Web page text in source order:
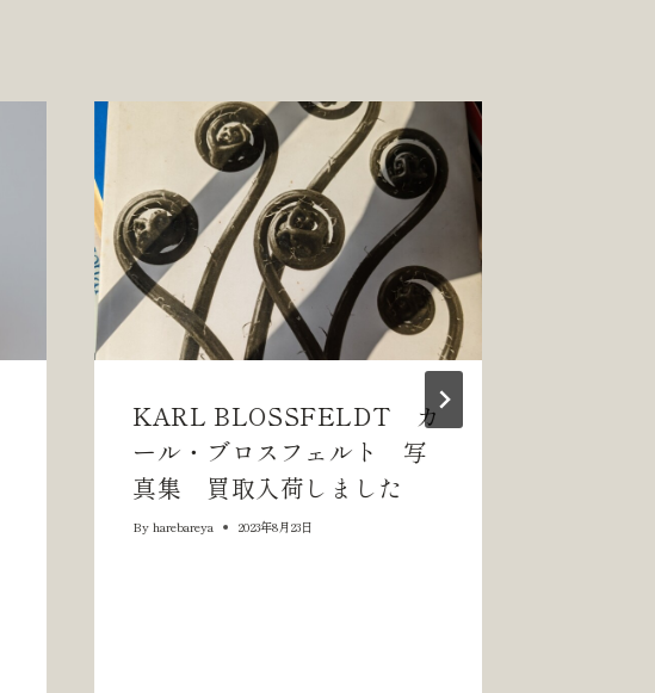
KARL BLOSSFELDT カ
ール・ブロスフェルト 写
真集 買取入荷しました
By harebareya 2023年8月23日